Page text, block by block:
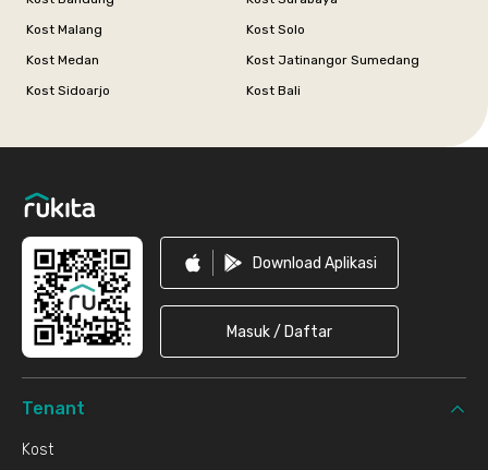
Kost Malang
Kost Solo
Kost Medan
Kost Jatinangor Sumedang
Kost Sidoarjo
Kost Bali
Download Aplikasi
Masuk / Daftar
Tenant
Kost